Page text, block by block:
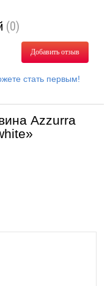
(0)
Добавить отзыв
стать первым!
Azzurra